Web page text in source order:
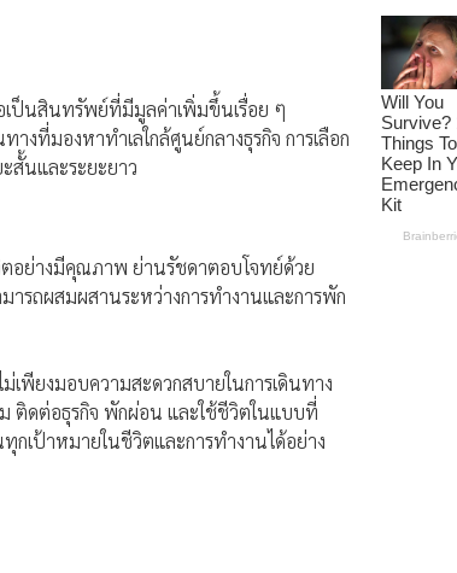
เป็นสินทรัพย์ที่มีมูลค่าเพิ่มขึ้นเรื่อย ๆ
งที่มองหาทำเลใกล้ศูนย์กลางธุรกิจ การเลือก
สั้นและระยะยาว
ตอย่างมีคุณภาพ ย่านรัชดาตอบโจทย์ด้วย
ารถผสมผสานระหว่างการทำงานและการพัก
เพียงมอบความสะดวกสบายในการเดินทาง
ติดต่อธุรกิจ พักผ่อน และใช้ชีวิตในแบบที่
เป้าหมายในชีวิตและการทำงานได้อย่าง